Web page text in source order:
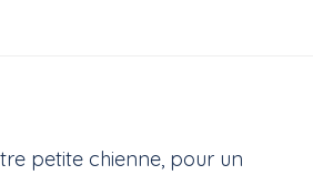
petite chienne, pour un